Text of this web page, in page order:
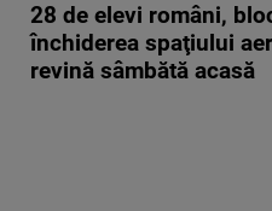
28 de elevi români,
închiderea spaţiului
revină sâmbătă acasă